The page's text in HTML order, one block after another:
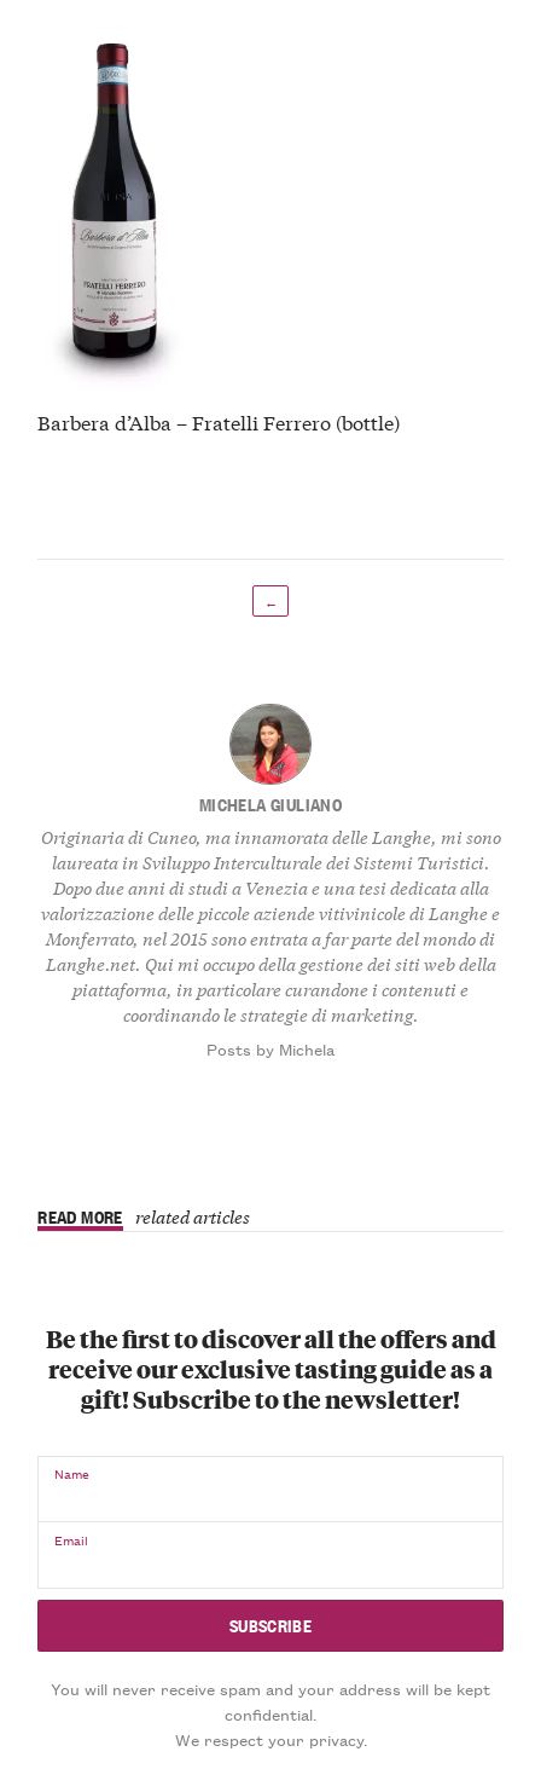
Barbera d’Alba – Fratelli Ferrero (bottle)
←
MICHELA GIULIANO
Originaria di Cuneo, ma innamorata delle Langhe, mi sono
laureata in Sviluppo Interculturale dei Sistemi Turistici.
Dopo due anni di studi a Venezia e una tesi dedicata alla
valorizzazione delle piccole aziende vitivinicole di Langhe e
Monferrato, nel 2015 sono entrata a far parte del mondo di
Langhe.net. Qui mi occupo della gestione dei siti web della
piattaforma, in particolare curandone i contenuti e
coordinando le strategie di marketing.
Posts by Michela
READ MORE related articles
Be the first to discover all the offers and
receive our exclusive tasting guide as a
gift! Subscribe to the newsletter!
Name
Email
You will never receive spam and your address will be kept
confidential.
We respect your privacy.